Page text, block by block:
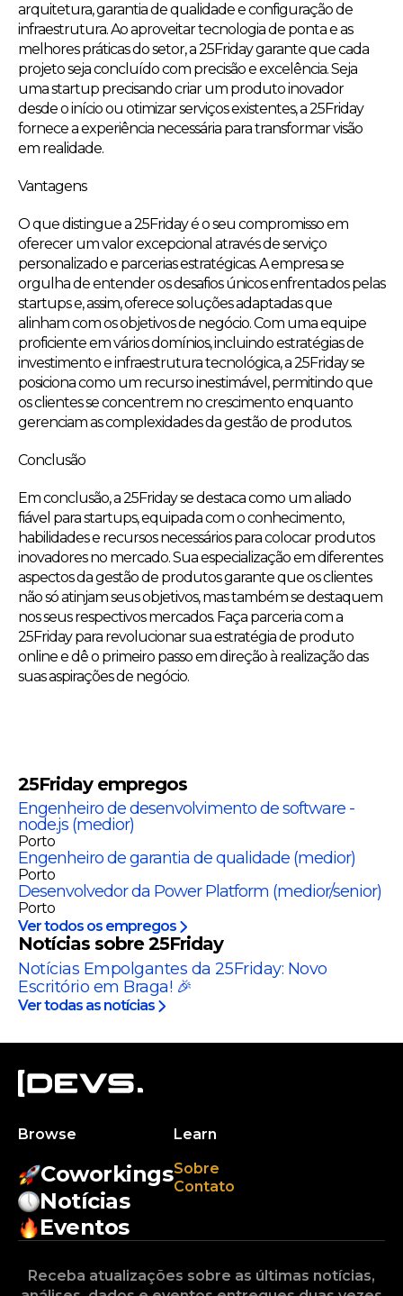
arquitetura, garantia de qualidade e configuração de
infraestrutura. Ao aproveitar tecnologia de ponta e as
melhores práticas do setor, a 25Friday garante que cada
projeto seja concluído com precisão e excelência. Seja
uma startup precisando criar um produto inovador
desde o início ou otimizar serviços existentes, a 25Friday
fornece a experiência necessária para transformar visão
em realidade.
Vantagens
O que distingue a 25Friday é o seu compromisso em
oferecer um valor excepcional através de serviço
personalizado e parcerias estratégicas. A empresa se
orgulha de entender os desafios únicos enfrentados pelas
startups e, assim, oferece soluções adaptadas que
alinham com os objetivos de negócio. Com uma equipe
proficiente em vários domínios, incluindo estratégias de
investimento e infraestrutura tecnológica, a 25Friday se
posiciona como um recurso inestimável, permitindo que
os clientes se concentrem no crescimento enquanto
gerenciam as complexidades da gestão de produtos.
Conclusão
Em conclusão, a 25Friday se destaca como um aliado
fiável para startups, equipada com o conhecimento,
habilidades e recursos necessários para colocar produtos
inovadores no mercado. Sua especialização em diferentes
aspectos da gestão de produtos garante que os clientes
não só atinjam seus objetivos, mas também se destaquem
nos seus respectivos mercados. Faça parceria com a
25Friday para revolucionar sua estratégia de produto
online e dê o primeiro passo em direção à realização das
suas aspirações de negócio.
25Friday empregos
Engenheiro de desenvolvimento de software -
node.js (medior)
Porto
Engenheiro de garantia de qualidade (medior)
Porto
Desenvolvedor da Power Platform (medior/senior)
Porto
Ver todos os empregos
Notícias sobre 25Friday
Notícias Empolgantes da 25Friday: Novo
Escritório em Braga! 🎉
Ver todas as notícias
Browse
Coworkings
Notícias
Eventos
Learn
Sobre
Contato
Receba atualizações sobre as últimas notícias,